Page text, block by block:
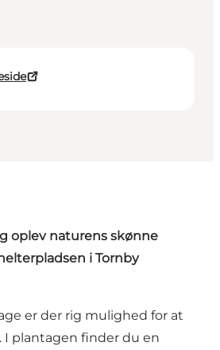
oplev naturens skønne
i Tornby
er der rig mulighed for at
I plantagen finder du en